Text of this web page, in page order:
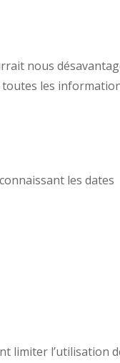
nous
toutes les
les dates
limiter l’utilisation